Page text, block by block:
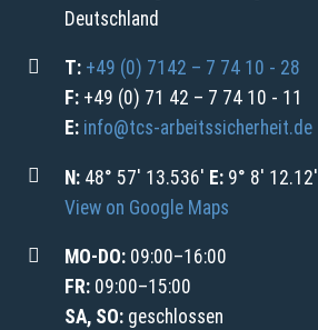
Deutschland
T: +49 (0) 7142 – 7 74 10 - 28
F:+49 (0) 71 42 – 7 74 10 - 11
E: info@tcs-arbeitssicherheit.de
N: 48° 57' 13.536' E: 9° 8' 12.12'
View on Google Maps
MO-DO:09:00–16:00
FR:09:00–15:00
SA, SO:geschlossen